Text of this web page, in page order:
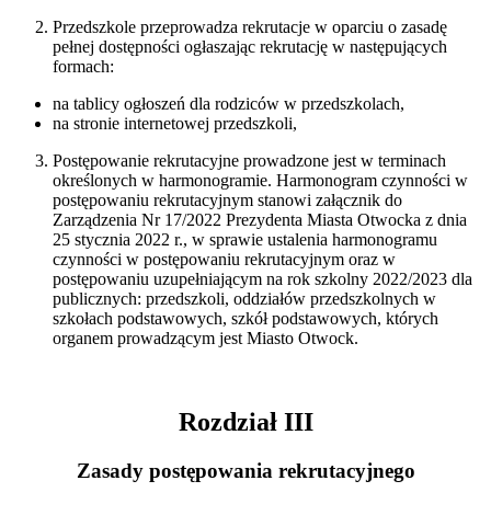
Przedszkole przeprowadza rekrutacje w oparciu o zasadę
pełnej dostępności ogłaszając rekrutację w następujących
formach:
na tablicy ogłoszeń dla rodziców w przedszkolach,
na stronie internetowej przedszkoli,
Postępowanie rekrutacyjne prowadzone jest w terminach
określonych w harmonogramie. Harmonogram czynności w
postępowaniu rekrutacyjnym stanowi załącznik do
Zarządzenia Nr 17/2022 Prezydenta Miasta Otwocka z dnia
25 stycznia 2022 r., w sprawie ustalenia harmonogramu
czynności w postępowaniu rekrutacyjnym oraz w
postępowaniu uzupełniającym na rok szkolny 2022/2023 dla
publicznych: przedszkoli, oddziałów przedszkolnych w
szkołach podstawowych, szkół podstawowych, których
organem prowadzącym jest Miasto Otwock.
Rozdział III
Zasady postępowania rekrutacyjnego